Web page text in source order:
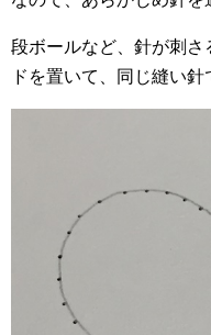
段ボールなど、針が刺
ドを置いて、同じ縫い針